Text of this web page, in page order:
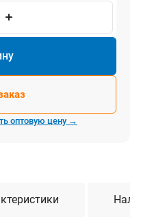
оптовую цену →